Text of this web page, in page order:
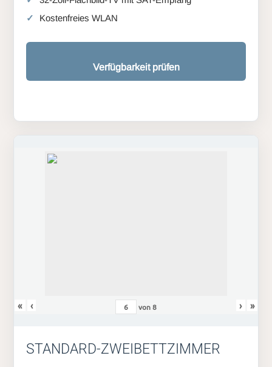
Kostenfreies WLAN
Verfügbarkeit prüfen
« ‹ von8 › »
STANDARD-ZWEIBETTZIMMER